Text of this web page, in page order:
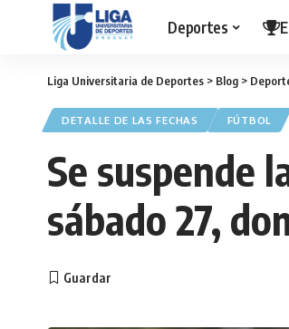
Deportes
Liga Universitaria de Deportes > Blog >
DETALLE DE LAS FECHAS FÚTBOL
Se suspende
sábado 27,